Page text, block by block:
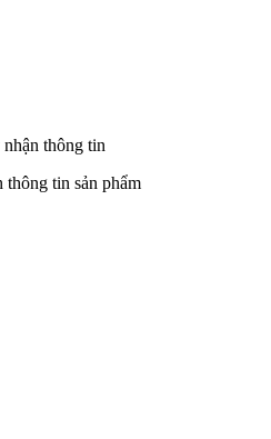
thông tin
tin sản phẩm